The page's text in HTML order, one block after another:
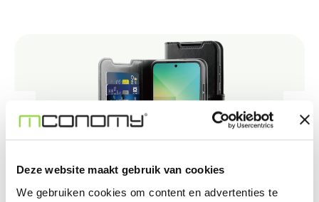
Deze website maakt gebruik van cookies
We gebruiken cookies om content en advertenties te